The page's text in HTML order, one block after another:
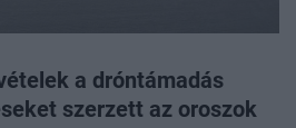
a dróntámadás
szerzett az oroszok